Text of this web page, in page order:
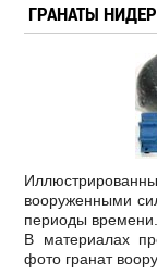
ГРАНАТЫ
вооруженными
периоды времени.
В материалах
фото гранат